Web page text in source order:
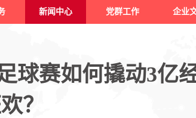
新闻中心 党群工作 企业
球赛如何撬动3亿
？